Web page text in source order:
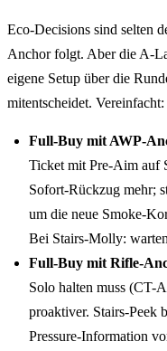
Eco-Decisions sind selten
Anchor folgt. Aber die A-
eigene Setup über die
mitentscheidet. Vereinfacht:
Full-Buy mit AWP-
Ticket mit Pre-Aim auf
Sofort-Rückzug mehr;
um die neue Smoke-
Bei Stairs-Molly:
Full-Buy mit Rifle-
Solo halten muss (CT-
proaktiver. Stairs-Peek
Pressure-Information